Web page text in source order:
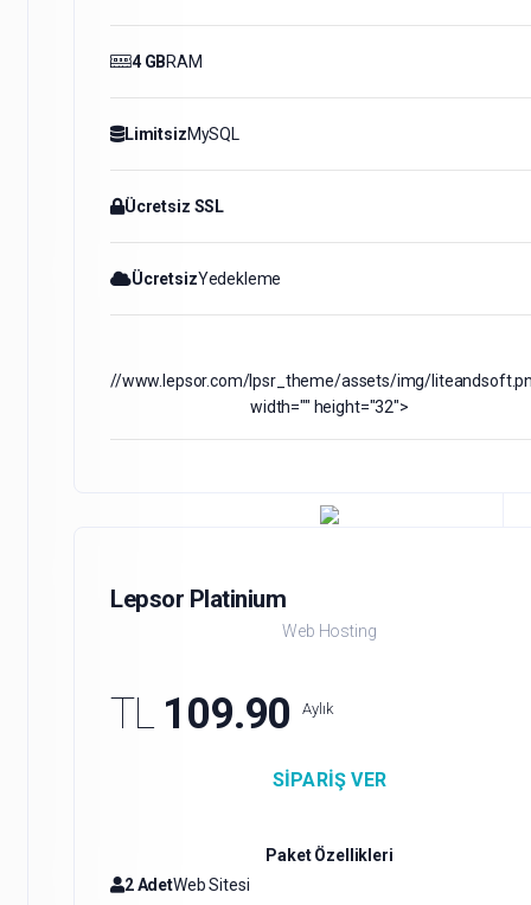
4 GBRAM
LimitsizMySQL
Ücretsiz SSL
ÜcretsizYedekleme
//www.lepsor.com/lpsr_theme/assets/img/
width="" height="32">
Lepsor Platinium
Web Hosting
TL 109.90 Aylık
SIPARIŞ VER
Paket Özellikleri
2 AdetWeb Sitesi